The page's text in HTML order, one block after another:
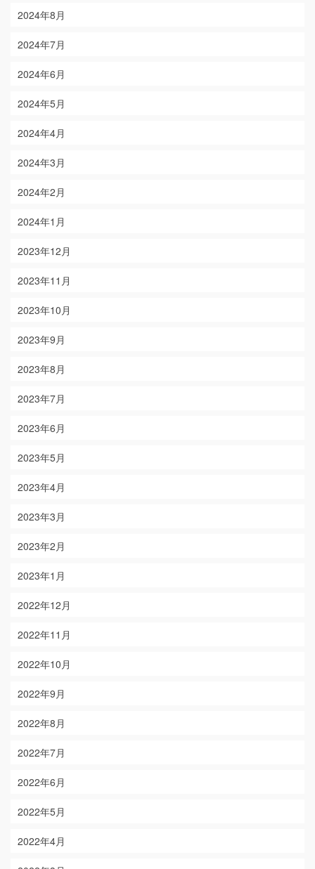
2024年8月
2024年7月
2024年6月
2024年5月
2024年4月
2024年3月
2024年2月
2024年1月
2023年12月
2023年11月
2023年10月
2023年9月
2023年8月
2023年7月
2023年6月
2023年5月
2023年4月
2023年3月
2023年2月
2023年1月
2022年12月
2022年11月
2022年10月
2022年9月
2022年8月
2022年7月
2022年6月
2022年5月
2022年4月